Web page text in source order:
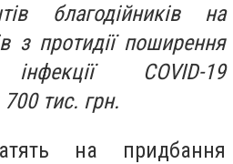
благодійників на
з протидії поширення
інфекції COVID-19
тис. грн.
на придбання